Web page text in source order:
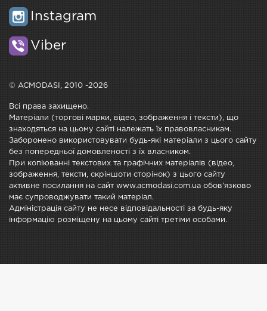
Instagram
Viber
© ACMODASI, 2010 -2026
Всі права захищено.
Матеріали (торгові марки, відео, зображення і тексти), що
знаходяться на цьому сайті належать їх правовласникам.
Заборонено використовувати будь-які матеріали з цього сайту
без попередньої домовленості з їх власником.
При копіюванні текстових та графічних матеріалів (відео,
зображення, тексти, скріншоти сторінок) з цього сайту
активне посилання на сайт www.acmodasi.com.ua обов'язково
має супроводжувати такий матеріал.
Адміністрація сайту не несе відповідальності за будь-яку
інформацію розміщену на цьому сайті третіми особами.